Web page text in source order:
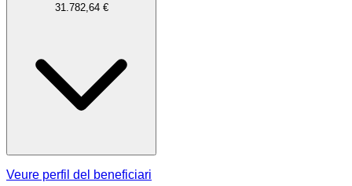
31.782,64 €
Veure perfil del beneficiari